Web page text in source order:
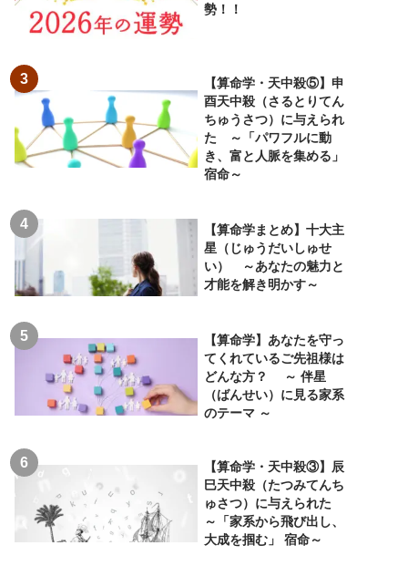
勢！！
【算命学・天中殺⑤】申
酉天中殺（さるとりてん
ちゅうさつ）に与えられ
た ～「パワフルに動
き、富と人脈を集める」
宿命～
【算命学まとめ】十大主
星（じゅうだいしゅせ
い） ～あなたの魅力と
才能を解き明かす～
【算命学】あなたを守っ
てくれているご先祖様は
どんな方？ ～ 伴星
（ばんせい）に見る家系
のテーマ ～
【算命学・天中殺③】辰
巳天中殺（たつみてんち
ゅさつ）に与えられた
～「家系から飛び出し、
大成を掴む」 宿命～